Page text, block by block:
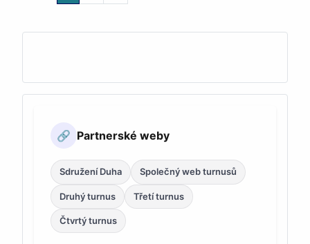
🔗 Partnerské weby
Sdružení Duha Společný web turnusů
Druhý turnus Třetí turnus
Čtvrtý turnus